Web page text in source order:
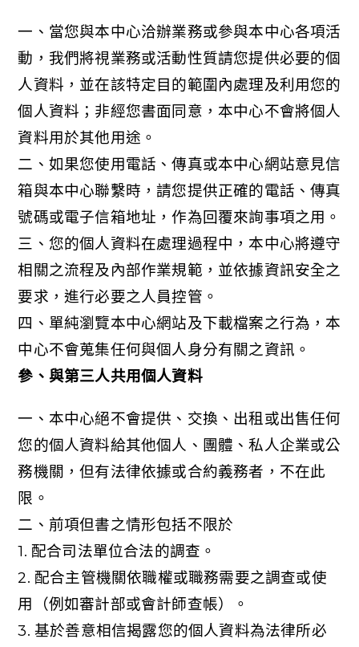
一、當您與本中心洽辦業務或參與本中心各項活
動，我們將視業務或活動性質請您提供必要的個
人資料，並在該特定目的範圍內處理及利用您的
個人資料；非經您書面同意，本中心不會將個人
資料用於其他用途。
二、如果您使用電話、傳真或本中心網站意見信
箱與本中心聯繫時，請您提供正確的電話、傳真
號碼或電子信箱地址，作為回覆來詢事項之用。
三、您的個人資料在處理過程中，本中心將遵守
相關之流程及內部作業規範，並依據資訊安全之
要求，進行必要之人員控管。
四、單純瀏覽本中心網站及下載檔案之行為，本
中心不會蒐集任何與個人身分有關之資訊。
參、與第三人共用個人資料
一、本中心絕不會提供、交換、出租或出售任何
您的個人資料給其他個人、團體、私人企業或公
務機關，但有法律依據或合約義務者，不在此
限。
二、前項但書之情形包括不限於
1.配合司法單位合法的調查。
2.配合主管機關依職權或職務需要之調查或使
用（例如審計部或會計師查帳）。
3.基於善意相信揭露您的個人資料為法律所必